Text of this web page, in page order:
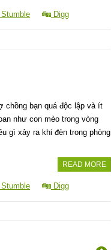
Digg
chồng bạn quá độc lập và ít
như con mèo trong vòng
gì xảy ra khi đèn trong phòng
READ MORE
Digg